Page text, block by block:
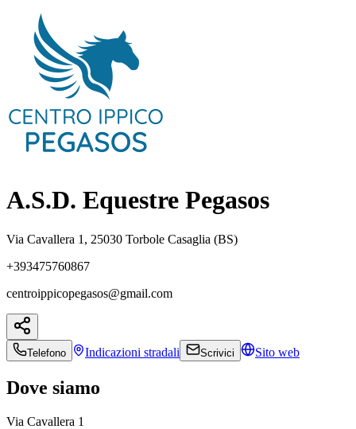
A.S.D. Equestre Pegasos
Via Cavallera 1, 25030 Torbole Casaglia (BS)
+393475760867
centroippicopegasos@gmail.com
Telefono Indicazioni stradali Scrivici Sito web
Dove siamo
Via Cavallera 1